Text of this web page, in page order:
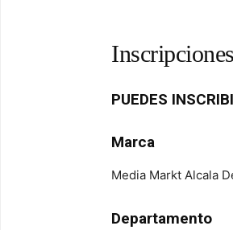
Inscripciones
PUEDES
Marca
Media Markt Alcala
Departamento